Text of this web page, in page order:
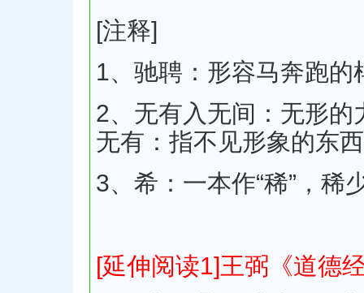
[注释]
1、驰聘：形容马奔跑的
2、无有入无间：无形
无有：指不见形象的东
3、希：一本作“稀”，稀
[延伸阅读1]王弼《道德